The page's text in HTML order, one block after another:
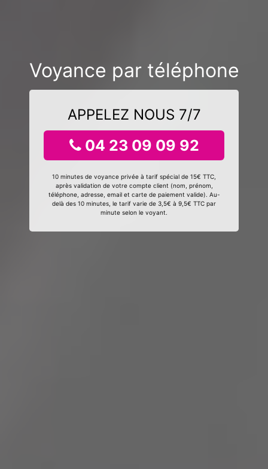
Voyance par téléphone
APPELEZ NOUS 7/7
04 23 09 09 92
10 minutes de voyance privée à tarif spécial de 15€ TTC,
après validation de votre compte client (nom, prénom,
téléphone, adresse, email et carte de paiement valide). Au-
delà des 10 minutes, le tarif varie de 3,5€ à 9,5€ TTC par
minute selon le voyant.